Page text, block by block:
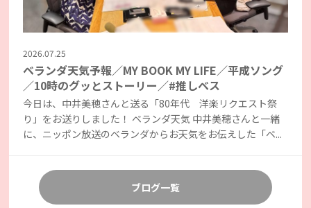
2026.07.25
ベランダ天気予報／MY BOOK MY LIFE／平成ソング
／10時のグッとストーリー／#推しベス
今日は、中井美穂さんと送る「80年代 洋楽リクエスト祭
り」をお送りしました！ ベランダ天気 中井美穂さんと一緒
に、ニッポン放送のベランダからお天気をお伝えした「ベ...
ブログ一覧